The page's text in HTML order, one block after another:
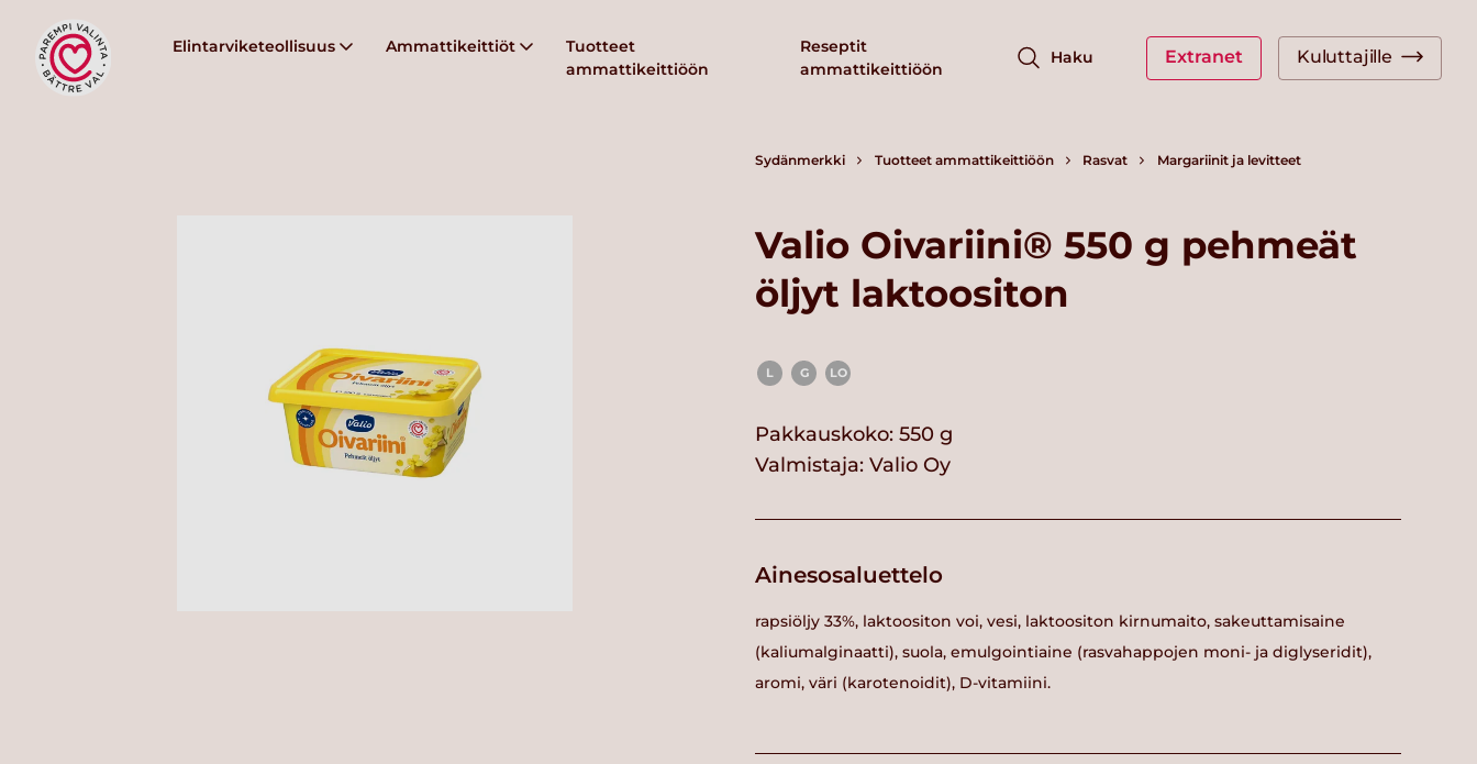
Elintarviketeollisuus Ammattikeittiöt
Tuotteet
ammattikeittiöön
Reseptit
ammattikeittiöön
Haku Extranet Kuluttajille
Sydänmerkki Tuotteet ammattikeittiöön Rasvat Margariinit ja levitteet
Valio Oivariini® 550 g pehmeät
öljyt laktoositon
L G LO
Pakkauskoko: 550 g
Valmistaja: Valio Oy
Ainesosaluettelo
rapsiöljy 33%, laktoositon voi, vesi, laktoositon kirnumaito, sakeuttamisaine
(kaliumalginaatti), suola, emulgointiaine (rasvahappojen moni- ja diglyseridit),
aromi, väri (karotenoidit), D-vitamiini.